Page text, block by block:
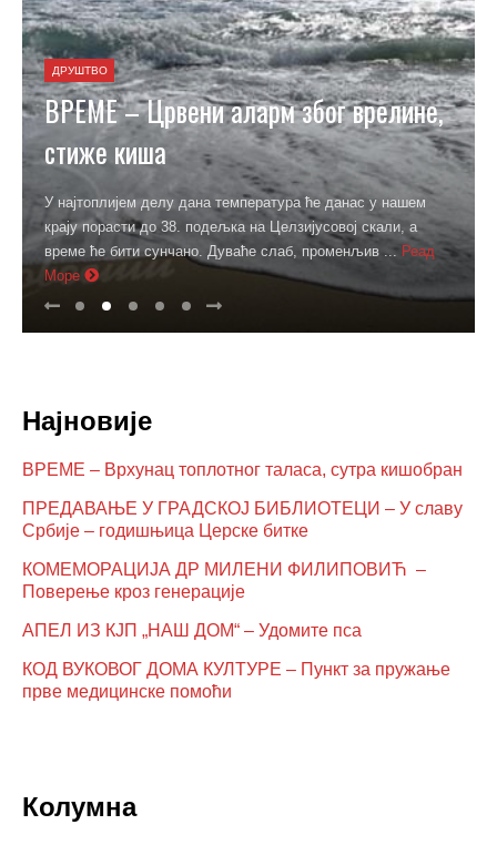
ДРУШТВО
ВРЕМЕ – Црвени аларм због врелине,
стиже киша
У најтоплијем делу дана температура ће данас у нашем
крају порасти до 38. подељка на Целзијусовој скали, а
време ће бити сунчано. Дуваће слаб, променљив ... Реад
Море
Најновије
ВРЕМЕ – Врхунац топлотног таласа, сутра кишобран
ПРЕДАВАЊЕ У ГРАДСКОЈ БИБЛИОТЕЦИ – У славу
Србије – годишњица Церске битке
КОМЕМОРАЦИЈА ДР МИЛЕНИ ФИЛИПОВИЋ –
Поверење кроз генерације
АПЕЛ ИЗ КЈП „НАШ ДОМ“ – Удомите пса
КОД ВУКОВОГ ДОМА КУЛТУРЕ – Пункт за пружање
прве медицинске помоћи
Колумна